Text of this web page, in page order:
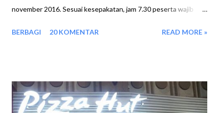
november 2016. Sesuai kesepakatan, jam 7.30 peserta wajib
8.00 semua berangkat menggunakan bus yang sudah dipesan
baru maka suasana pun jadi lebih hangat. Hujan dan awan gelap
menemani perjalanan kami Travel ke Pulau Abang 1 jam lebih
BERBAGI 20 KOMENTAR READ MORE »